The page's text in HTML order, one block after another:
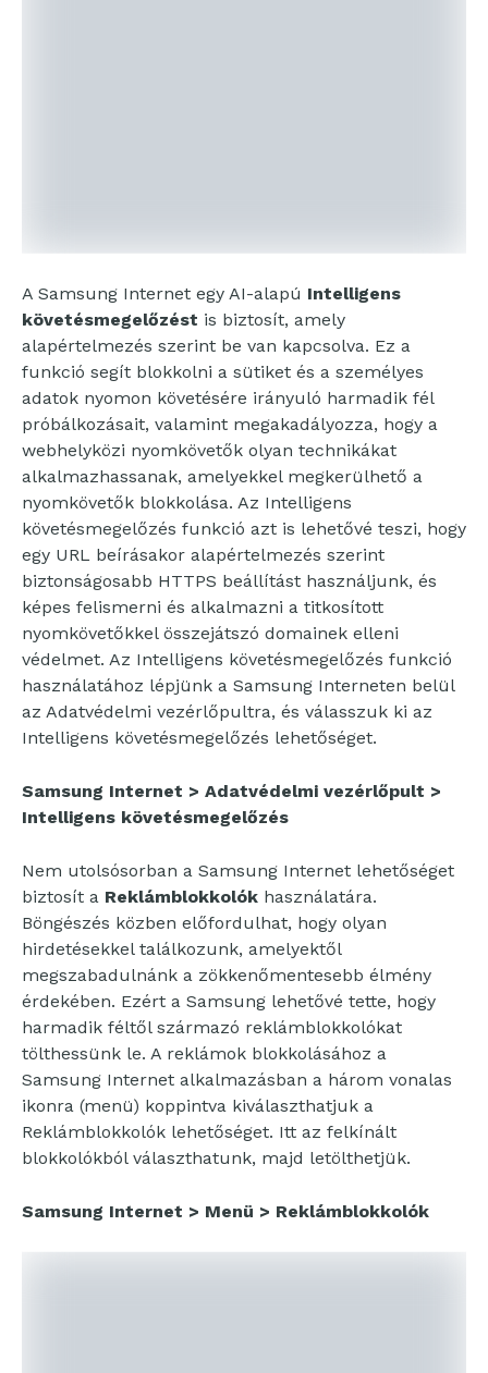
A Samsung Internet egy AI-alapú Intelligens
követésmegelőzést is biztosít, amely
alapértelmezés szerint be van kapcsolva. Ez a
funkció segít blokkolni a sütiket és a személyes
adatok nyomon követésére irányuló harmadik fél
próbálkozásait, valamint megakadályozza, hogy a
webhelyközi nyomkövetők olyan technikákat
alkalmazhassanak, amelyekkel megkerülhető a
nyomkövetők blokkolása. Az Intelligens
követésmegelőzés funkció azt is lehetővé teszi, hogy
egy URL beírásakor alapértelmezés szerint
biztonságosabb HTTPS beállítást használjunk, és
képes felismerni és alkalmazni a titkosított
nyomkövetőkkel összejátszó domainek elleni
védelmet. Az Intelligens követésmegelőzés funkció
használatához lépjünk a Samsung Interneten belül
az Adatvédelmi vezérlőpultra, és válasszuk ki az
Intelligens követésmegelőzés lehetőséget.
Samsung Internet > Adatvédelmi vezérlőpult >
Intelligens követésmegelőzés
Nem utolsósorban a Samsung Internet lehetőséget
biztosít a Reklámblokkolók használatára.
Böngészés közben előfordulhat, hogy olyan
hirdetésekkel találkozunk, amelyektől
megszabadulnánk a zökkenőmentesebb élmény
érdekében. Ezért a Samsung lehetővé tette, hogy
harmadik féltől származó reklámblokkolókat
tölthessünk le. A reklámok blokkolásához a
Samsung Internet alkalmazásban a három vonalas
ikonra (menü) koppintva kiválaszthatjuk a
Reklámblokkolók lehetőséget. Itt az felkínált
blokkolókból választhatunk, majd letölthetjük.
Samsung Internet > Menü > Reklámblokkolók